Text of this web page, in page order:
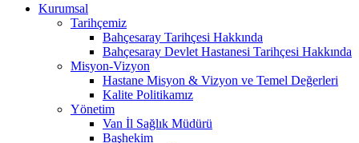
Kurumsal
Tarihçemiz
Bahçesaray Tarihçesi Hakkında
Bahçesaray Devlet Hastanesi Tarihçesi Hakkında
Misyon-Vizyon
Hastane Misyon & Vizyon ve Temel Değerleri
Kalite Politikamız
Yönetim
Van İl Sağlık Müdürü
Başhekim